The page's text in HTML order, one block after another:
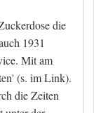
die
1931
Mit am
(s. im Link).
die Zeiten